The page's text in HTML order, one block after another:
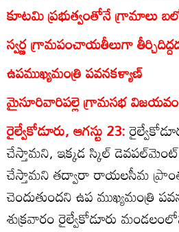
కూటమి ప్రభుత్వంతోనే గ్రామాలు
స్వర్ణ గ్రామపంచాయతీలుగా
ఉపముఖ్యమంత్రి పవనకళ్యాణ్‌
మైసూరివారిపల్లె గ్రామసభ
రైల్వేకోడూరు, ఆగస్టు 23:
చేస్తామని, ఇక్కడ స్కిల్‌
చేస్తామని తద్వారా రాయలసీమ
చెందుతుందని ఉప ముఖ్యమంత్రి
శుక్రవారం రైల్వేకోడూరు